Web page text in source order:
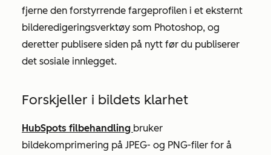
fjerne den forstyrrende fargeprofilen i et eksternt
bilderedigeringsverktøy som Photoshop, og
deretter publisere siden på nytt før du publiserer
det sosiale innlegget.
Forskjeller i bildets klarhet
HubSpots filbehandling bruker
bildekomprimering på JPEG- og PNG-filer for å